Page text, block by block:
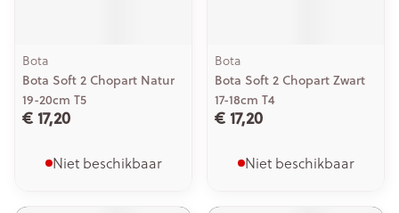
Bota
Bota Soft 2 Chopart Natur
19-20cm T5
€ 17,20
Niet beschikbaar
Bota
Bota Soft 2 Chopart Zwart
17-18cm T4
€ 17,20
Niet beschikbaar